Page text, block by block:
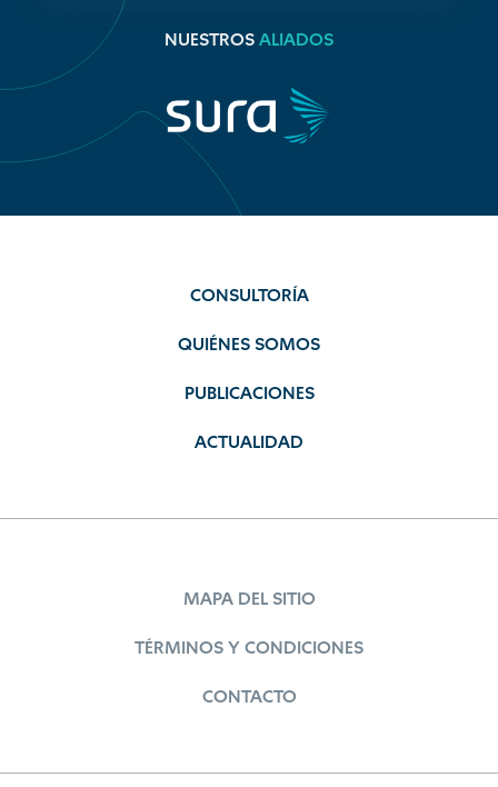
NUESTROS ALIADOS
CONSULTORÍA
QUIÉNES SOMOS
PUBLICACIONES
ACTUALIDAD
MAPA DEL SITIO
TÉRMINOS Y CONDICIONES
CONTACTO